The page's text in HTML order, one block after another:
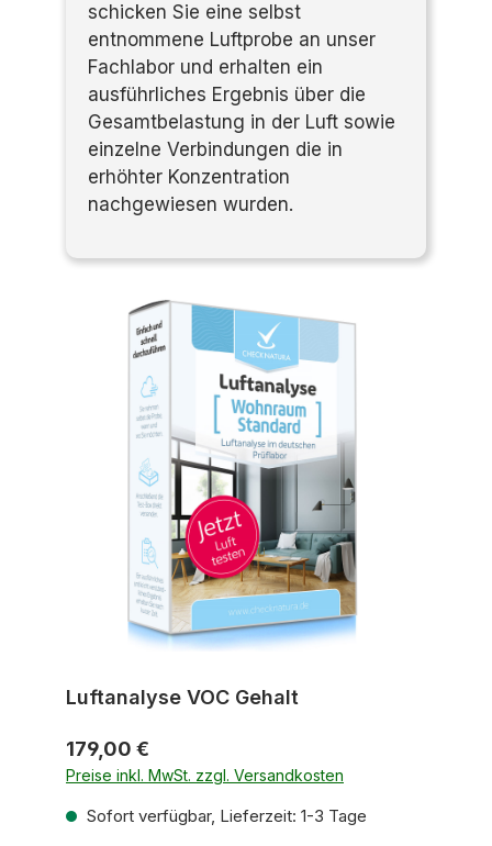
schicken Sie eine selbst
entnommene Luftprobe an unser
Fachlabor und erhalten ein
ausführliches Ergebnis über die
Gesamtbelastung in der Luft sowie
einzelne Verbindungen die in
erhöhter Konzentration
nachgewiesen wurden.
Luftanalyse VOC Gehalt
179,00 €
Preise inkl. MwSt. zzgl. Versandkosten
Sofort verfügbar, Lieferzeit: 1-3 Tage